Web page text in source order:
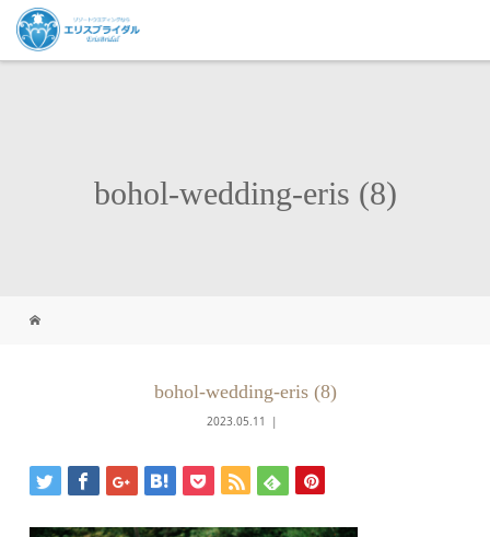
bohol-wedding-eris (8)
bohol-wedding-eris (8)
2023.05.11